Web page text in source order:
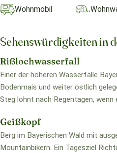
Wohnmobil
Sehenswürdigkeiten in
Rißlochwasserfall
Einer der höheren Wasserfälle
Bodenmais und weiter östlich
Steg lohnt nach Regentagen,
Geißkopf
Berg im Bayerischen Wald mit
Mountainbikern. Ein Tagesziel